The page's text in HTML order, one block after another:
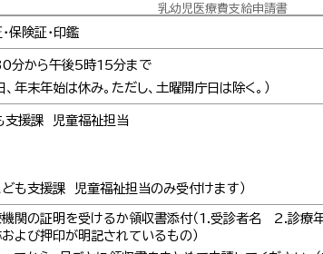
乳幼児医療費支給申請書
保険証・印鑑
から午後5時15分まで
、年末年始は休み。ただし、土曜開庁日は除く。）
援課 児童福祉担当
ども支援課 児童福祉担当のみ受付けます）
機関の証明を受けるか領収書添付（1.受診者名 2.
よび押印が明記されているもの）